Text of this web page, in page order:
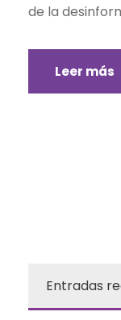
de la
Leer más
Entradas